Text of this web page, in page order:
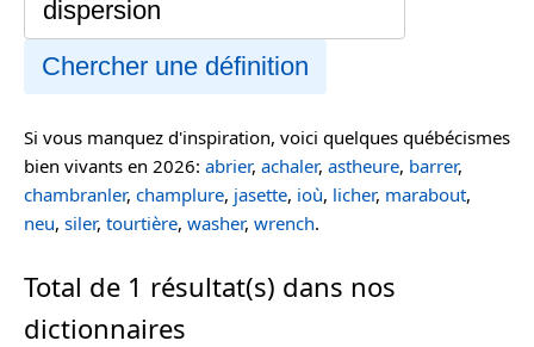
Chercher une définition
Si vous manquez d'inspiration, voici quelques québécismes
bien vivants en 2026: abrier, achaler, astheure, barrer,
chambranler, champlure, jasette, ioù, licher, marabout,
neu, siler, tourtière, washer, wrench.
Total de 1 résultat(s) dans nos
dictionnaires